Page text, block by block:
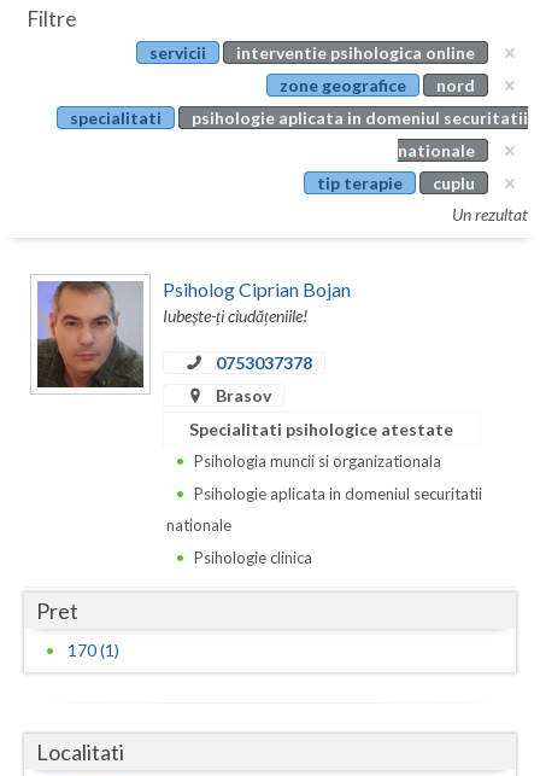
Botosani
Brasov
Calarasi
Caras-Severin
Cluj
Galati
Giurgiu
Harghita
Articole
Evenimente
Cabinet
Filtre
servicii
interventie psihologica online
zone geografice
nord
specialitati
psihologie aplicata in domeniul securitatii
nationale
tip terapie
cuplu
Un rezultat
Psiholog Ciprian Bojan
Iubește-ți ciudățeniile!
0753037378
Brasov
Specialitati psihologice atestate
Psihologia muncii si organizationala
Psihologie aplicata in domeniul securitatii
nationale
Psihologie clinica
Pret
170 (1)
Localitati